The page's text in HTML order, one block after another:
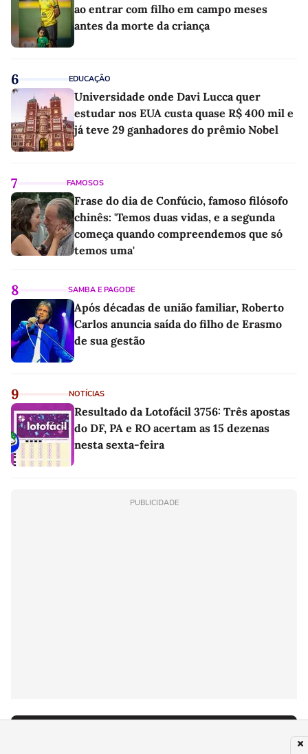
ao entrar com filho em campo meses
antes da morte da criança
6 EDUCAÇÃO
Universidade onde Davi Lucca quer
estudar nos EUA custa quase R$ 400 mil e
já teve 29 ganhadores do prêmio Nobel
7 FAMOSOS
Frase do dia de Confúcio, famoso filósofo
chinês: 'Temos duas vidas, e a segunda
começa quando compreendemos que só
temos uma'
8 SAMBA E PAGODE
Após décadas de união familiar, Roberto
Carlos anuncia saída do filho de Erasmo
de sua gestão
9 NOTÍCIAS
Resultado da Lotofácil 3756: Três apostas
do DF, PA e RO acertam as 15 dezenas
nesta sexta-feira
PUBLICIDADE